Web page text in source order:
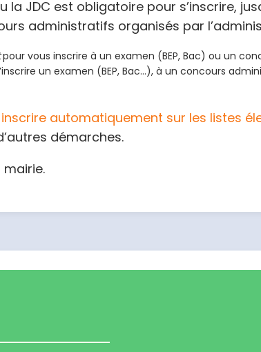
JDC est obligatoire pour s’inscrire,
administratifs organisés par
pour vous inscrire à un examen (BEP, Bac) ou un
un examen (BEP, Bac…), à un concours
inscrire automatiquement sur les listes
démarches.
mairie.